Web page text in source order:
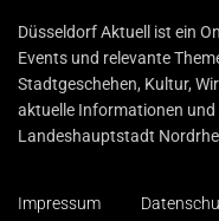
Düsseldorf
Düsseldorf Aktuell ist ein
Events und relevante
Stadtgeschehen, Kultur,
aktuelle Informationen
Landeshauptstadt
Impressum